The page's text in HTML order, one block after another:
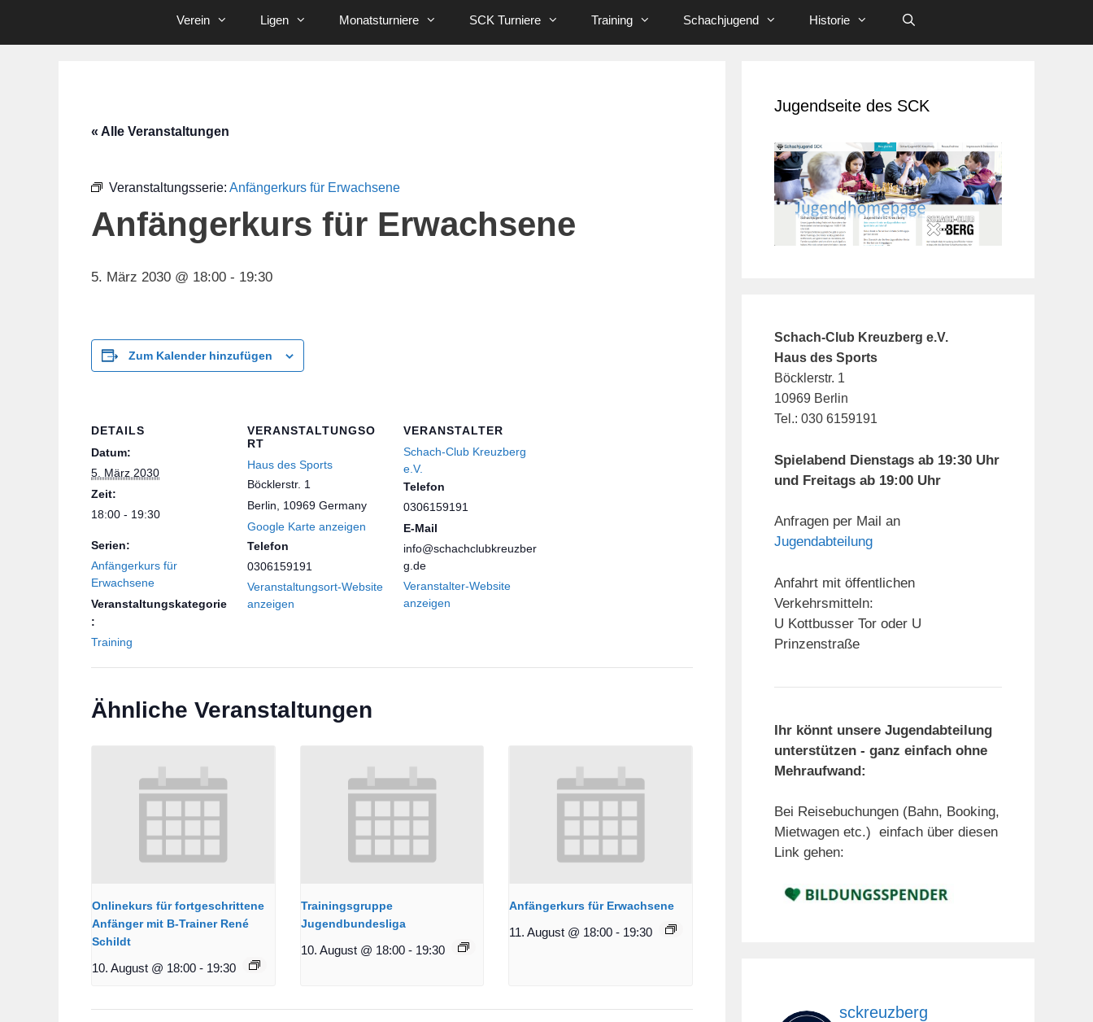
Verein Ligen Monatsturniere SCK Turniere Training Schachjugend Historie
« Alle Veranstaltungen
Veranstaltungsserie: Anfängerkurs für Erwachsene
Anfängerkurs für Erwachsene
5. März 2030 @ 18:00 - 19:30
Zum Kalender hinzufügen
DETAILS
Datum:
5. März 2030
Zeit:
18:00 - 19:30
Serien:
Anfängerkurs für
Erwachsene
Veranstaltungskategorie
:
Training
VERANSTALTUNGSO
RT
Haus des Sports
Böcklerstr. 1
Berlin
10969 Germany
Google Karte anzeigen
Telefon
0306159191
Veranstaltungsort-Website
anzeigen
VERANSTALTER
Schach-Club Kreuzberg
e.V.
Telefon
0306159191
E-Mail
info@schachclubkreuzber
g.de
Veranstalter-Website
anzeigen
Ähnliche Veranstaltungen
Onlinekurs für fortgeschrittene
Anfänger mit B-Trainer René
Schildt
10. August @ 18:00 - 19:30
Trainingsgruppe
Jugendbundesliga
10. August @ 18:00 - 19:30
Anfängerkurs für Erwachsene
11. August @ 18:00 - 19:30
Jugendseite des SCK
Schach-Club Kreuzberg e.V.
Haus des Sports
Böcklerstr. 1
10969 Berlin
Tel.: 030 6159191
Spielabend Dienstags ab 19:30 Uhr
und Freitags ab 19:00 Uhr
Anfragen per Mail an
Jugendabteilung
Anfahrt mit öffentlichen
Verkehrsmitteln:
U Kottbusser Tor oder U
Prinzenstraße
Ihr könnt unsere Jugendabteilung
unterstützen - ganz einfach ohne
Mehraufwand:
Bei Reisebuchungen (Bahn, Booking,
Mietwagen etc.) einfach über diesen
Link gehen:
sckreuzberg